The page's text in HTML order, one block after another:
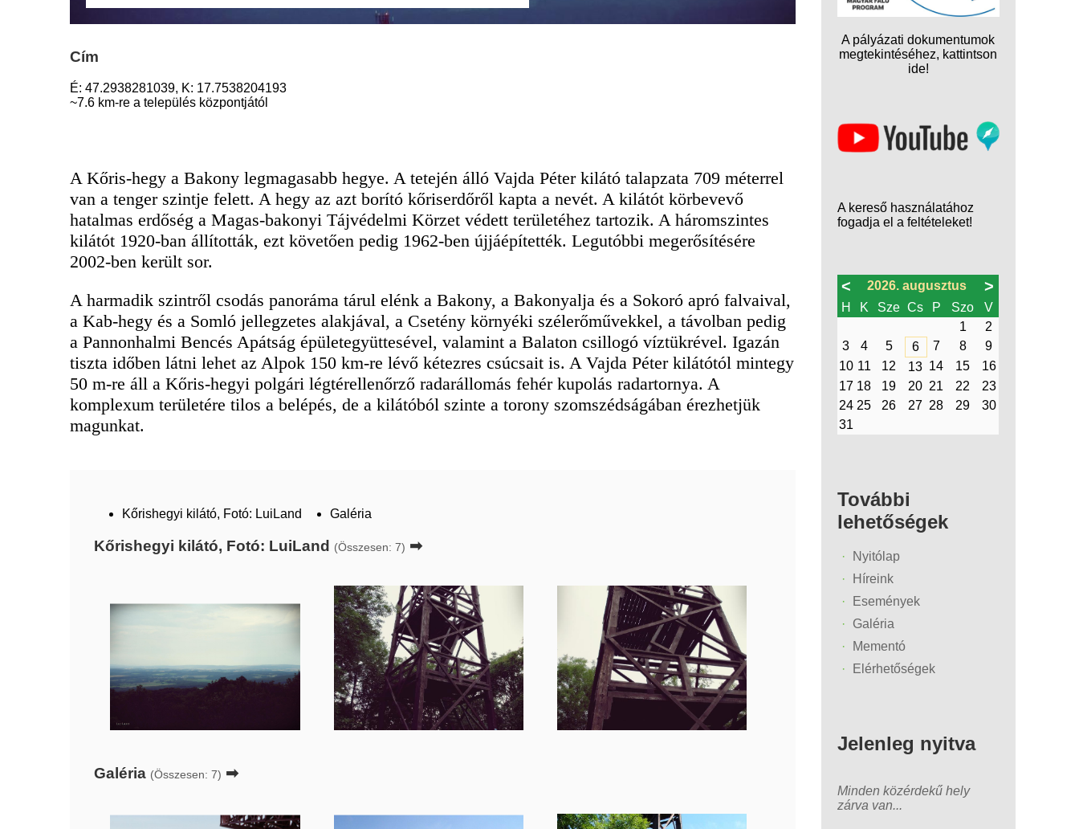
Cím
É: 47.2938281039, K: 17.7538204193
~7.6 km-re a település központjától
A Kőris-hegy a Bakony legmagasabb hegye. A tetején álló Vajda Péter kilátó talapzata 709 méterrel
van a tenger szintje felett. A hegy az azt borító kőriserdőről kapta a nevét. A kilátót körbevevő
hatalmas erdőség a Magas-bakonyi Tájvédelmi Körzet védett területéhez tartozik. A háromszintes
kilátót 1920-ban állították, ezt követően pedig 1962-ben újjáépítették. Legutóbbi megerősítésére
2002-ben került sor.
A harmadik szintről csodás panoráma tárul elénk a Bakony, a Bakonyalja és a Sokoró apró falvaival,
a Kab-hegy és a Somló jellegzetes alakjával, a Csetény környéki szélerőművekkel, a távolban pedig
a Pannonhalmi Bencés Apátság épületegyüttesével, valamint a Balaton csillogó víztükrével. Igazán
tiszta időben látni lehet az Alpok 150 km-re lévő kétezres csúcsait is. A Vajda Péter kilátótól mintegy
50 m-re áll a Kőris-hegyi polgári légtérellenőrző radarállomás fehér kupolás radartornya. A
komplexum területére tilos a belépés, de a kilátóból szinte a torony szomszédságában érezhetjük
magunkat.
Kőrishegyi kilátó, Fotó: LuiLand Galéria
Kőrishegyi kilátó, Fotó: LuiLand (Összesen: 7) ➡
Galéria (Összesen: 7) ➡
A pályázati dokumentumok
megtekintéséhez, kattintson
ide!
A kereső használatához
fogadja el a feltételeket!
< 2026. augusztus >
H K Sze Cs P Szo
V
1
2
3
4 5 6 7 8
9
10 11 12 13 14 15
16
17 18 19 20 21 22
23
24 25 26 27 28 29
30
31
További
lehetőségek
Nyitólap
Híreink
Események
Galéria
Mementó
Elérhetőségek
Jelenleg nyitva
Minden közérdekű hely
zárva van...